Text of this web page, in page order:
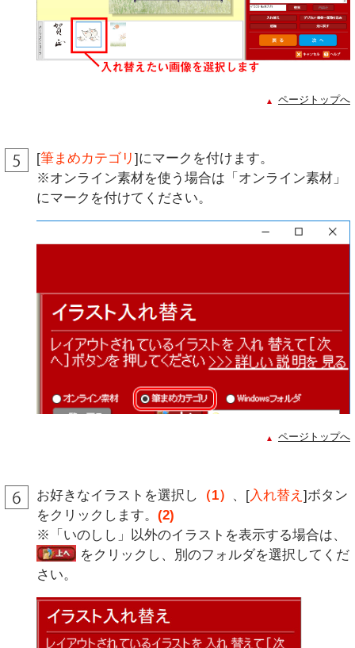
ページトップへ
[筆まめカテゴリ ]にマークを付けます。
※オンライン素材を使う場合は「オンライン素材」
にマークを付けてください。
ページトップへ
お好きなイラストを選択し （1） 、[入れ替え ]ボタン
をクリックします。 (2)
※「いのしし」以外のイラストを表示する場合は、
をクリックし、別のフォルダを選択してくだ
さい。